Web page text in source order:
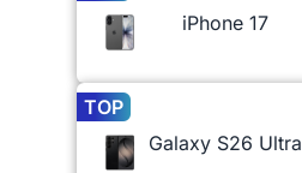
iPhone 17
TOP
Galaxy S26 Ultra